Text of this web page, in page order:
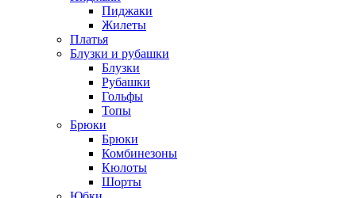
Пиджаки
Жилеты
Платья
Блузки и рубашки
Блузки
Рубашки
Гольфы
Топы
Брюки
Брюки
Комбинезоны
Кюлоты
Шорты